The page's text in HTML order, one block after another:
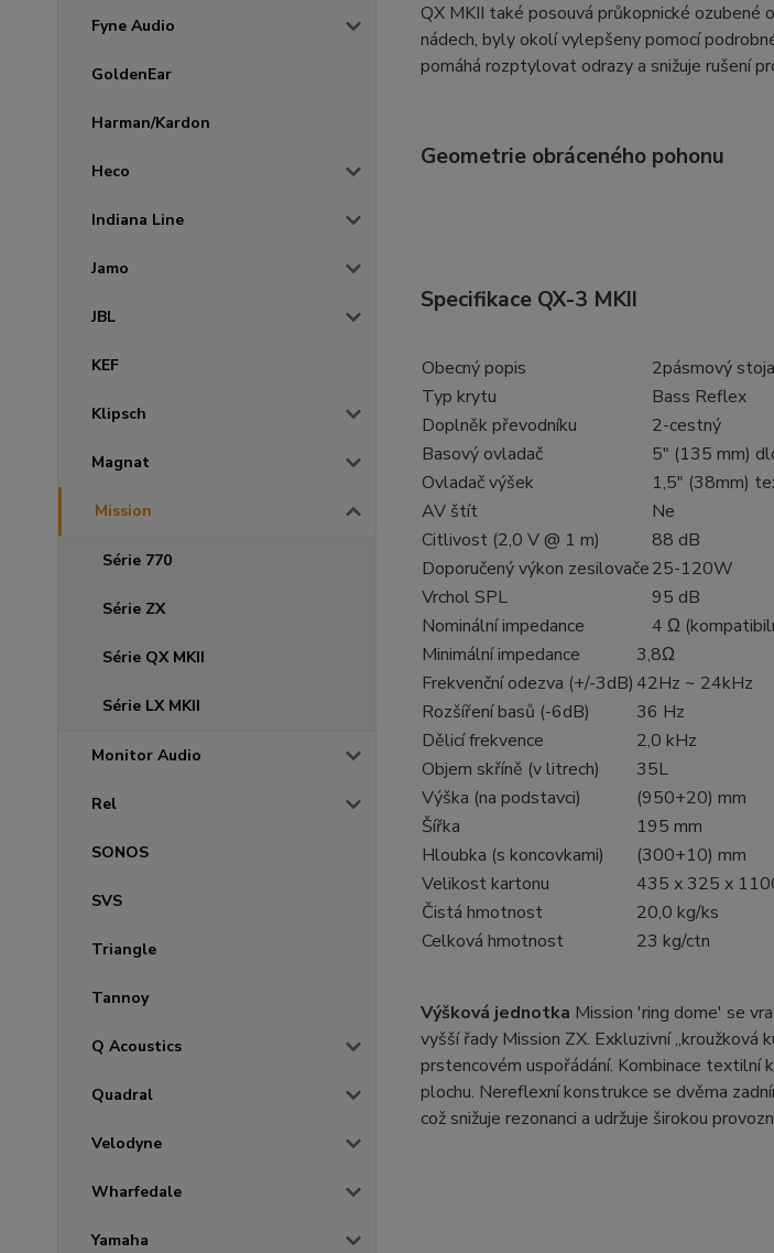
Fyne Audio
GoldenEar
Harman/Kardon
Heco
Indiana Line
Jamo
JBL
KEF
Klipsch
Magnat
Mission
Série 770
Série ZX
Série QX MKII
Série LX MKII
Monitor Audio
Rel
SONOS
SVS
Triangle
Tannoy
Q Acoustics
Quadral
Velodyne
Wharfedale
Yamaha
QX MKII také posouvá průkopnické ozubené
nádech, byly okolí vylepšeny pomocí
pomáhá rozptylovat odrazy a snižuje rušení
Geometrie obráceného pohonu
Specifikace QX-3 MKII
Obecný popis
2pásmový
Typ krytu
Bass Reflex
Doplněk převodníku
2-cestný
Basový ovladač
5" (135 mm)
Ovladač výšek
1,5" (38mm)
AV štít
Ne
Citlivost (2,0 V @ 1 m)
88 dB
Doporučený výkon zesilovače25-120W
Vrchol SPL
95 dB
Nominální impedance
4 Ω
Minimální impedance
3,8Ω
Frekvenční odezva (+/-3dB)42Hz ~ 24kHz
Rozšíření basů (-6dB)
36 Hz
Dělicí frekvence
2,0 kHz
Objem skříně (v litrech)
35L
Výška (na podstavci)
(950+20) mm
Šířka
195 mm
Hloubka (s koncovkami)
(300+10) mm
Velikost kartonu
435 x 325 x
Čistá hmotnost
20,0 kg/ks
Celková hmotnost
23 kg/ctn
Výšková jednotka Mission 'ring dome' se
vyšší řady Mission ZX. Exkluzivní
prstencovém uspořádání. Kombinace textilní
plochu. Nereflexní konstrukce se dvěma
což snižuje rezonanci a udržuje širokou